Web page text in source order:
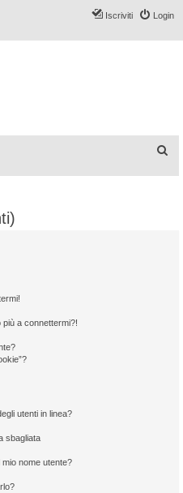
Login
Iscriviti
a connettermi?!
utenti in linea?
sbagliata
nome utente?